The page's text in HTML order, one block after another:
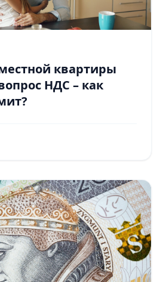
квартиры
НДС – как